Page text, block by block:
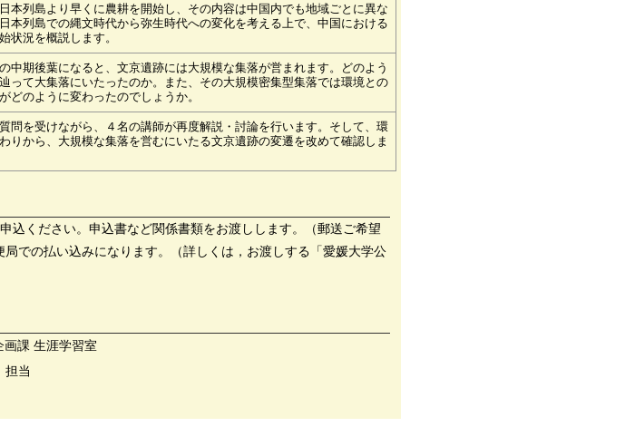
本列島より早くに農耕を開始し、その内容は中国内でも地域ごとに異な
本列島での縄文時代から弥生時代への変化を考える上で、中国における
状況を概説します。
中期後葉になると、文京遺跡には大規模な集落が営まれます。どのよう
って大集落にいたったのか。また、その大規模密集型集落では環境との
どのように変わったのでしょうか。
問を受けながら、４名の講師が再度解説・討論を行います。そして、環
りから、大規模な集落を営むにいたる文京遺跡の変遷を改めて確認しま
込ください。申込書など関係書類をお渡しします。（郵送ご希望
での払い込みになります。（詳しくは，お渡しする「愛媛大学公
課 生涯学習室
担当